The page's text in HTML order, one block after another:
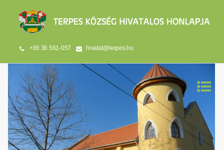
+36 36 561-057 hivatal@terpes.hu